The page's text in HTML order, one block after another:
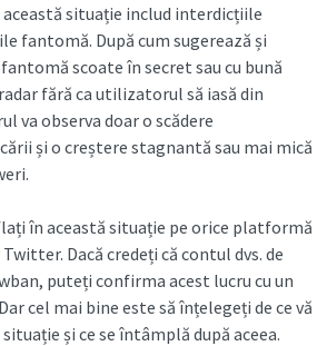
situație includ interdicțiile
fantomă. După cum sugerează și
scoate în secret sau cu bună
fără ca utilizatorul să iasă din
va observa doar o scădere
și o creștere stagnantă sau mai mică
în această situație pe orice platformă
Dacă credeți că contul dvs. de
puteți confirma acest lucru cu un
cel mai bine este să înțelegeți de ce vă
și ce se întâmplă după aceea.